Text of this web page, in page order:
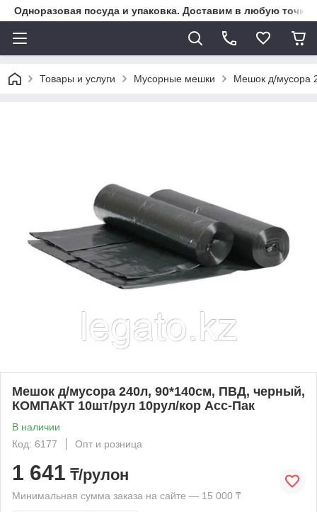
Одноразовая посуда и упаковка. Доставим в любую точку
Товары и услуги Мусорные мешки Мешок д/мусора
Мешок д/мусора 240л, 90*140см, ПВД, черный,
КОМПАКТ 10шт/рул 10рул/кор Асс-Пак
В наличии
Код: 6177
Опт и розница
1 641 ₸/рулон
Минимальная сумма заказа на сайте — 15 000 ₸